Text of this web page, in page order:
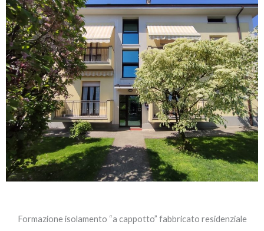
Formazione isolamento “a cappotto” fabbricato residenziale